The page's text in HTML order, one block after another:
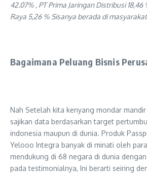
42.07% , PT Prima Jaringan Distribusi
Raya 5,26 % Sisanya berada di
Bagaimana Peluang Bisnis
Nah Setelah kita kenyang mondar
sajikan data berdasarkan target
indonesia maupun di dunia. Produk
Yelooo Integra banyak di minati oleh
mendukung di 68 negara di dunia
pada testimonialnya, Ini berarti seiring